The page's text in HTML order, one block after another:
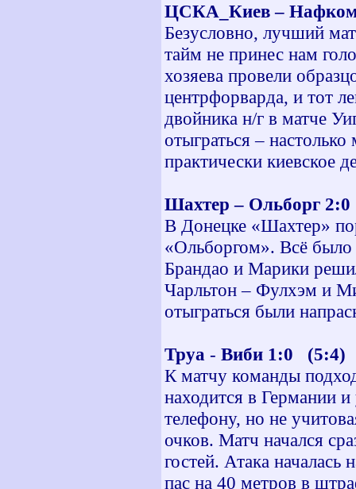
ЦСКА_Киев –
Безусловно, лучший
тайм не принес нам
хозяева провели
центрфорварда, и тот
двойника н/г в матче
отыграться –
практически киевское
Шахтер – Ольборг 2:0
В Донецке «Шахтер»
«Ольборгом». Всё
Брандао и Марики
Чарльтон – Фулхэм и
отыграться были
Труа - Виби 1:0
(5:4)
К матчу команды
находится в Германии
телефону, но не
очков. Матч начался
гостей. Атака
пас на 40 метров в